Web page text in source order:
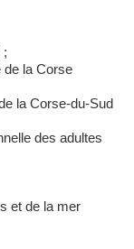
;
de la Corse
la Corse-du-Sud
des adultes
et de la mer